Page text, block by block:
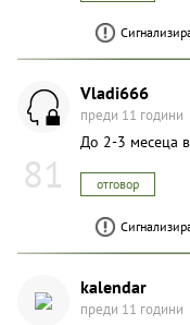
81
Vladi666
преди 11 години
До 2-3 месеца
отговор
kalendar
преди 11 години